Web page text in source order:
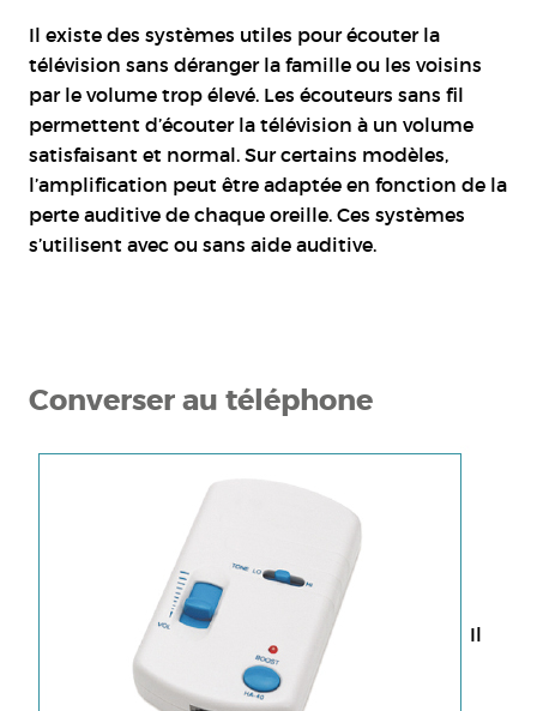
Il existe des systèmes utiles pour écouter la
télévision sans déranger la famille ou les voisins
par le volume trop élevé. Les écouteurs sans fil
permettent d’écouter la télévision à un volume
satisfaisant et normal. Sur certains modèles,
l’amplification peut être adaptée en fonction de la
perte auditive de chaque oreille. Ces systèmes
s’utilisent avec ou sans aide auditive.
Converser au téléphone
Il